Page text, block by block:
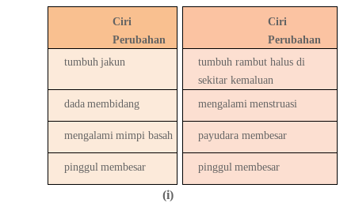
Ciri
Perubahan
Ciri
Perubahan
tumbuh jakun tumbuh rambut halus di
sekitar kemaluan
dada membidang mengalami menstruasi
mengalami mimpi basah payudara membesar
pinggul membesar pinggul membesar
(i)